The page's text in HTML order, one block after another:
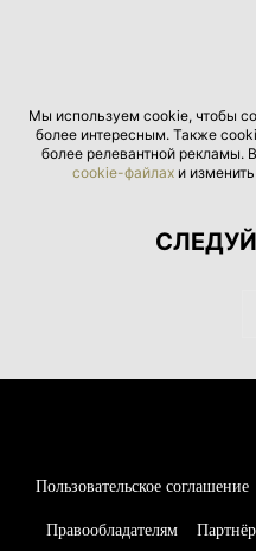
Мы используем cookie, чтобы
более интересным. Также
более релевантной рекламы.
cookie-файлах и
Пользовательское соглашение
Правообладателям